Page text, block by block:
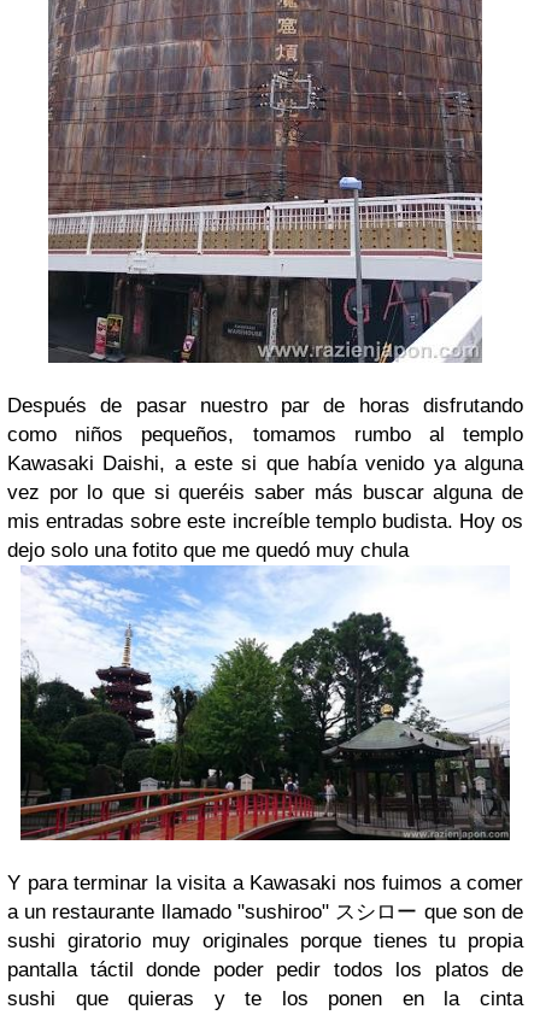
Después de pasar nuestro par de horas disfrutando
como niños pequeños, tomamos rumbo al templo
Kawasaki Daishi, a este si que había venido ya alguna
vez por lo que si queréis saber más buscar alguna de
mis entradas sobre este increíble templo budista. Hoy os
dejo solo una fotito que me quedó muy chula
Y para terminar la visita a Kawasaki nos fuimos a comer
a un restaurante llamado "sushiroo" スシロー que son de
sushi giratorio muy originales porque tienes tu propia
pantalla táctil donde poder pedir todos los platos de
sushi que quieras y te los ponen en la cinta